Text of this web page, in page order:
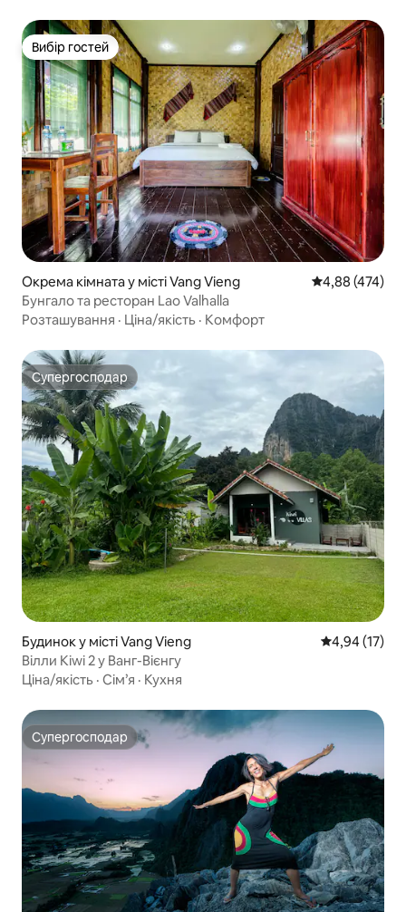
Вибір гостей
Вибір гостей
Окрема кімната у місті Vang Vieng Середня
4,88 (474)
Бунгало та ресторан Lao Valhalla
Розташування · Ціна/якість · Комфорт
Супергосподар
Супергосподар
Будинок у місті Vang Vieng Середня
4,94 (17)
Вілли Kiwi 2 у Ванг-Вієнгу
Ціна/якість · Сім’я · Кухня
Супергосподар
Супергосподар